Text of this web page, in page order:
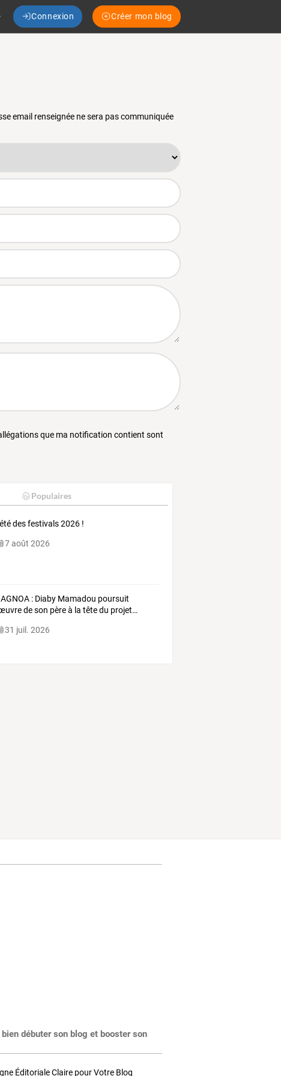
Connexion Créer mon blog
email renseignée ne sera pas communiquée
que ma notification contient sont
Populaires
des festivals 2026 !
7 août 2026
: Diaby Mamadou poursuit
deson pèreà la têtedu projet…
31 juil. 2026
débuter son blog et booster son
Éditoriale Claire pour Votre Blog